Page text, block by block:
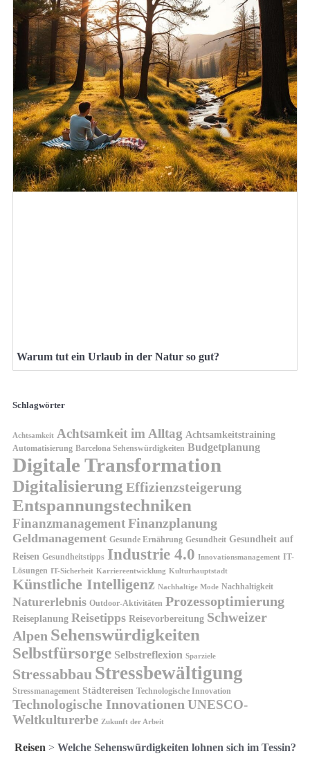
Warum tut ein Urlaub in der Natur so gut?
Schlagwörter
Achtsamkeit Achtsamkeit im Alltag Achtsamkeitstraining
Automatisierung Barcelona Sehenswürdigkeiten Budgetplanung
Digitale Transformation
Digitalisierung Effizienzsteigerung
Entspannungstechniken
FinanzmanagementFinanzplanung
Geldmanagement Gesunde Ernährung Gesundheit Gesundheit auf
Reisen Gesundheitstipps Industrie 4.0 Innovationsmanagement IT-
Lösungen IT-Sicherheit Karriereentwicklung Kulturhauptstadt
Künstliche Intelligenz Nachhaltige Mode Nachhaltigkeit
Naturerlebnis Outdoor-Aktivitäten Prozessoptimierung
Reiseplanung Reisetipps Reisevorbereitung Schweizer
Alpen Sehenswürdigkeiten
Selbstfürsorge Selbstreflexion Sparziele
Stressabbau Stressbewältigung
Stressmanagement Städtereisen Technologische Innovation
Technologische Innovationen UNESCO-
Weltkulturerbe Zukunft der Arbeit
Reisen > Welche Sehenswürdigkeiten lohnen sich im Tessin?